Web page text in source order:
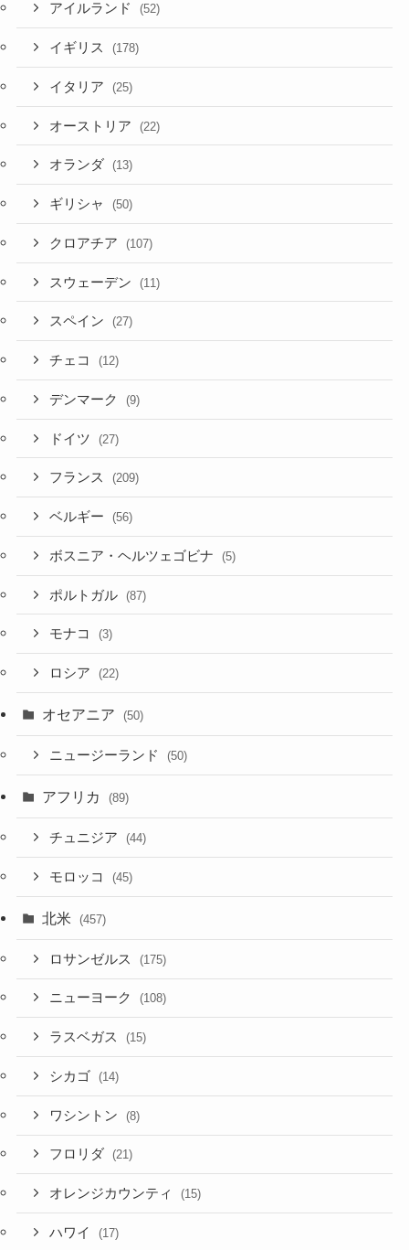
アイルランド (52)
イギリス (178)
イタリア (25)
オーストリア (22)
オランダ (13)
ギリシャ (50)
クロアチア (107)
スウェーデン (11)
スペイン (27)
チェコ (12)
デンマーク (9)
ドイツ (27)
フランス (209)
ベルギー (56)
ボスニア・ヘルツェゴビナ (5)
ポルトガル (87)
モナコ (3)
ロシア (22)
オセアニア (50)
ニュージーランド (50)
アフリカ (89)
チュニジア (44)
モロッコ (45)
北米 (457)
ロサンゼルス (175)
ニューヨーク (108)
ラスベガス (15)
シカゴ (14)
ワシントン (8)
フロリダ (21)
オレンジカウンティ (15)
ハワイ (17)